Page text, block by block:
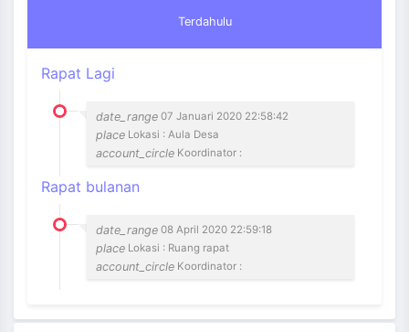
Terdahulu
Rapat Lagi
date_range 07 Januari 2020 22:58:42
place Lokasi : Aula Desa
account_circle Koordinator :
Rapat bulanan
date_range 08 April 2020 22:59:18
place Lokasi : Ruang rapat
account_circle Koordinator :